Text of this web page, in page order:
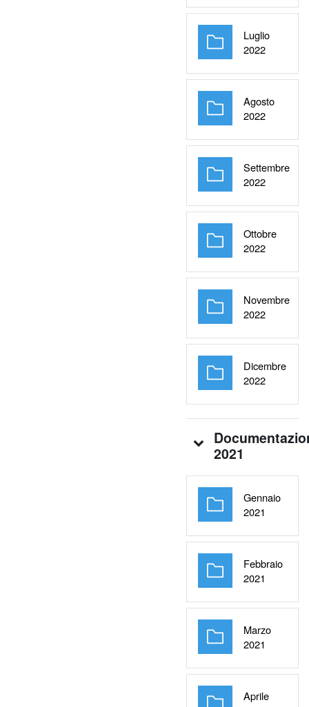
Luglio
2022Cartella
Agosto
2022Cartella
Settembre
2022Cartella
Ottobre
2022Cartella
Novembre
2022Cartella
Dicembre
2022Cartella
2021
Gennaio
2021
Febbraio
2021
Marzo
2021
Aprile